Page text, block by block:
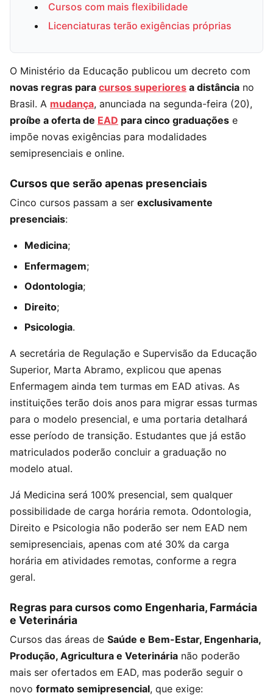
Cursos com mais flexibilidade
Licenciaturas terão exigências próprias
O Ministério da Educação publicou um decreto com
novas regras para cursos superiores a distância no
Brasil. A mudança, anunciada na segunda-feira (20),
proíbe a oferta de EAD para cinco graduações e
impõe novas exigências para modalidades
semipresenciais e online.
Cursos que serão apenas presenciais
Cinco cursos passam a ser exclusivamente
presenciais:
Medicina;
Enfermagem;
Odontologia;
Direito;
Psicologia.
A secretária de Regulação e Supervisão da Educação
Superior, Marta Abramo, explicou que apenas
Enfermagem ainda tem turmas em EAD ativas. As
instituições terão dois anos para migrar essas turmas
para o modelo presencial, e uma portaria detalhará
esse período de transição. Estudantes que já estão
matriculados poderão concluir a graduação no
modelo atual.
Já Medicina será 100% presencial, sem qualquer
possibilidade de carga horária remota. Odontologia,
Direito e Psicologia não poderão ser nem EAD nem
semipresenciais, apenas com até 30% da carga
horária em atividades remotas, conforme a regra
geral.
Regras para cursos como Engenharia, Farmácia
e Veterinária
Cursos das áreas de Saúde e Bem-Estar, Engenharia,
Produção, Agricultura e Veterinária não poderão
mais ser ofertados em EAD, mas poderão seguir o
novo formato semipresencial, que exige: